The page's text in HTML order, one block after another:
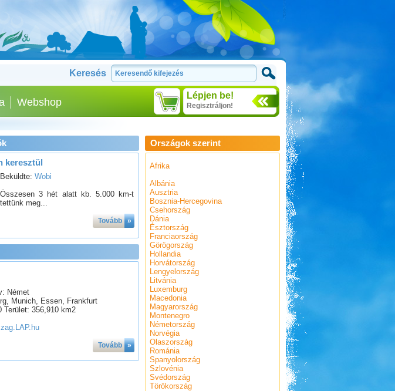
Keresés
Lépjen be!
Regisztráljon!
Webshop
keresztül
Beküldte: Wobi
Összesen 3 hét alatt kb. 5.000 km-t
tettünk meg...
Tovább »
Német
Munich, Essen, Frankfurt
Terület: 356,910 km2
Tovább »
Országok szerint
Afrika
Albánia
Ausztria
Bosznia-Hercegovina
Csehország
Dánia
Észtország
Franciaország
Görögország
Hollandia
Horvátország
Lengyelország
Litvánia
Luxemburg
Macedonia
Magyarország
Montenegro
Németország
Norvégia
Olaszország
Románia
Spanyolország
Szlovénia
Svédország
Törökország